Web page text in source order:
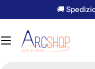
al
contenuto
🚚